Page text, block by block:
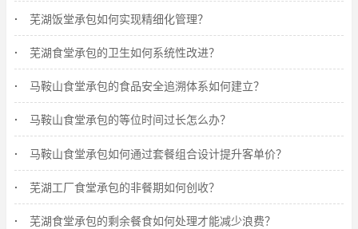
芜湖饭堂承包如何实现精细化管理？
芜湖食堂承包的卫生如何系统性改进？
马鞍山食堂承包的食品安全追溯体系如何建立？
马鞍山食堂承包的等位时间过长怎么办？
马鞍山食堂承包如何通过套餐组合设计提升客单价？
芜湖工厂食堂承包的非餐期如何创收？
芜湖食堂承包的剩余餐食如何处理才能减少浪费？